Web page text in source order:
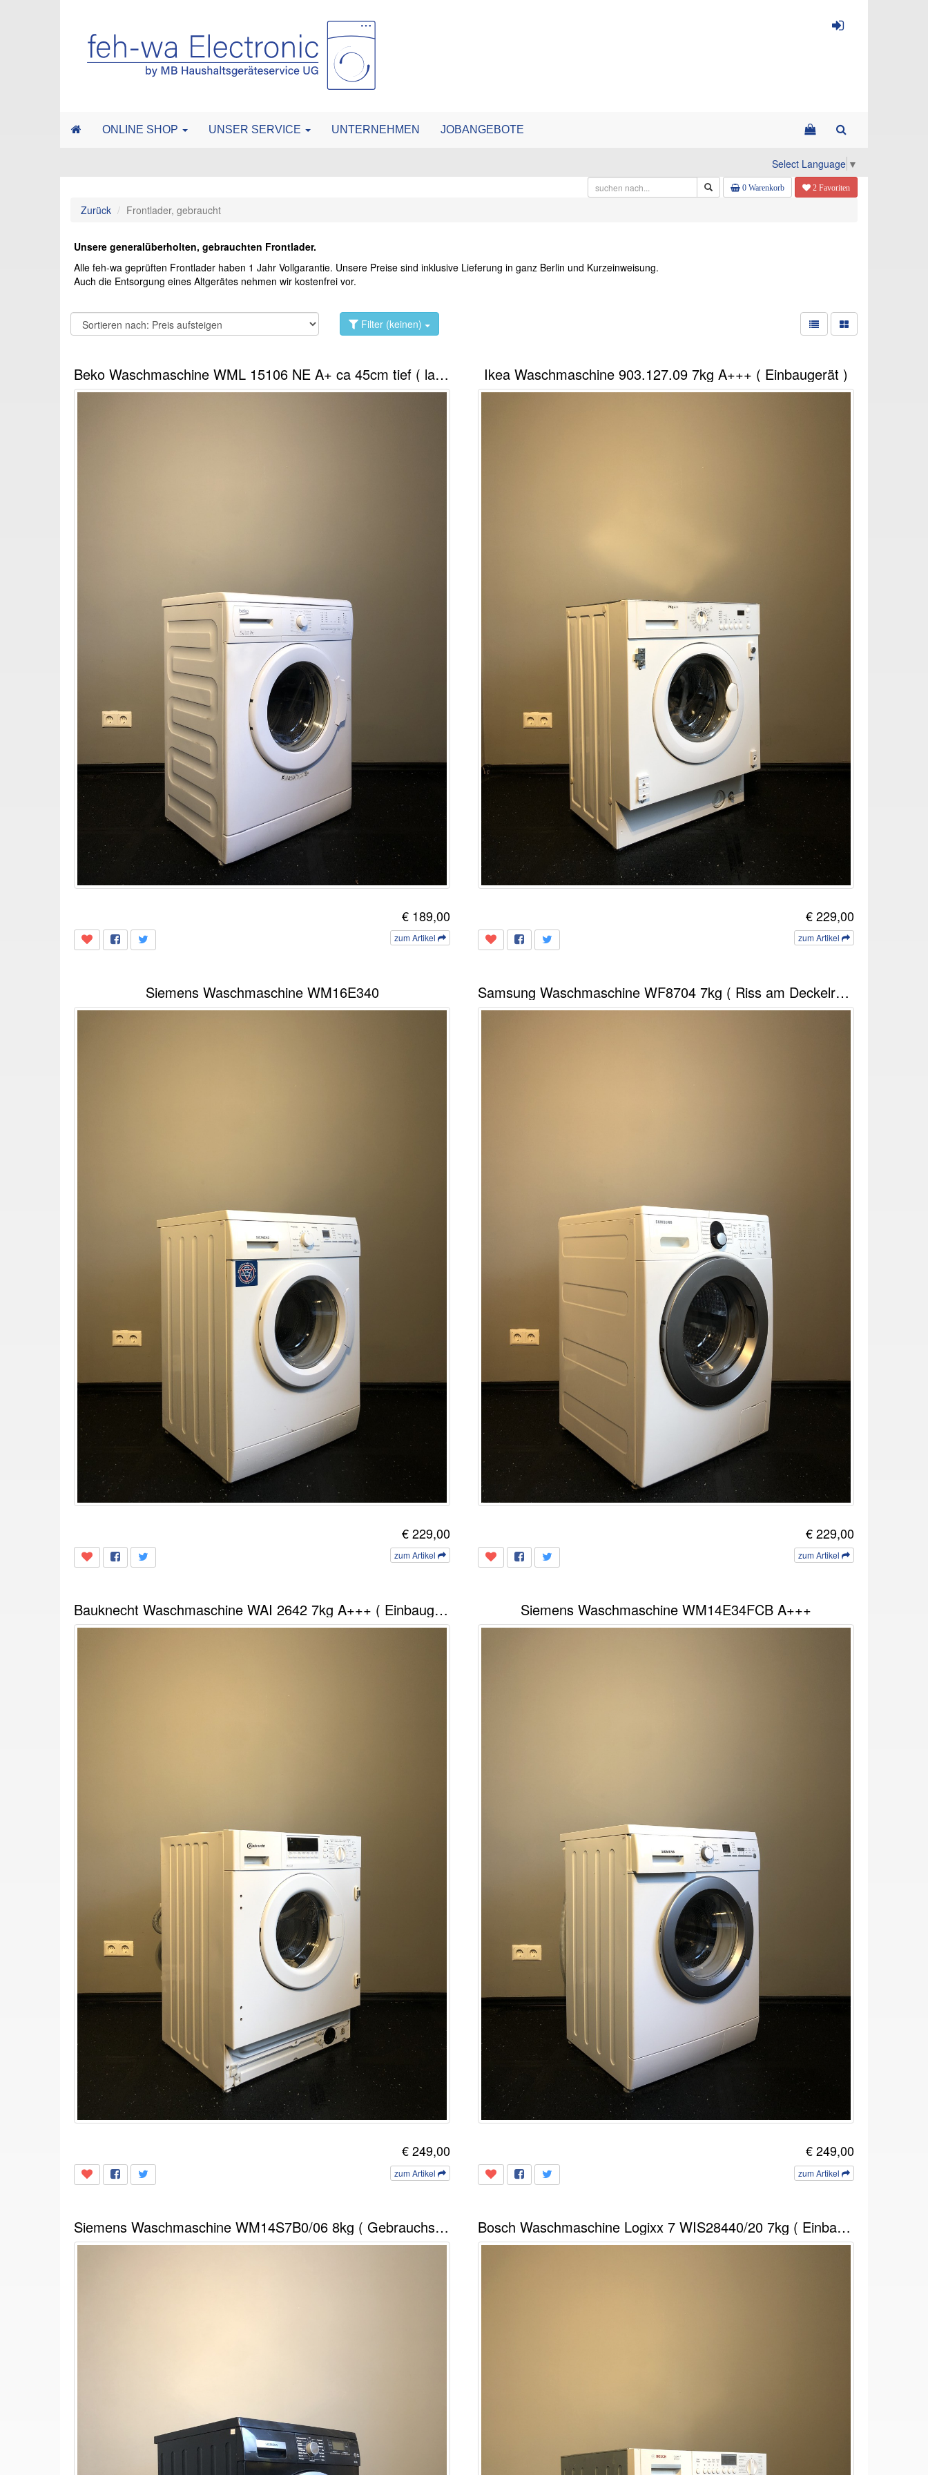
ONLINE SHOP UNSER SERVICE UNTERNEHMEN JOBANGEBOTE
Select Language ▼
0 Warenkorb 2 Favoriten
Zurück Frontlader, gebraucht
Unsere generalüberholten, gebrauchten Frontlader.
Alle feh-wa geprüften Frontlader haben 1 Jahr Vollgarantie. Unsere Preise sind inklusive Lieferung in ganz Berlin und Kurzeinweisung.
Auch die Entsorgung eines Altgerätes nehmen wir kostenfrei vor.
Filter (keinen)
Beko Waschmaschine WML 15106 NE A+ ca 45cm tief ( lackiert )
€ 189,00
zum Artikel
Ikea Waschmaschine 903.127.09 7kg A+++ ( Einbaugerät )
€ 229,00
zum Artikel
Siemens Waschmaschine WM16E340
€ 229,00
zum Artikel
Samsung Waschmaschine WF8704 7kg ( Riss am Deckelrand )
€ 229,00
zum Artikel
Bauknecht Waschmaschine WAI 2642 7kg A+++ ( Einbaugerät )
€ 249,00
zum Artikel
Siemens Waschmaschine WM14E34FCB A+++
€ 249,00
zum Artikel
Siemens Waschmaschine WM14S7B0/06 8kg ( Gebrauchspuren, Riss am Bullaugenrand ) Bosch Waschmaschine Logixx 7 WIS28440/20 7kg ( Einbaugerät )